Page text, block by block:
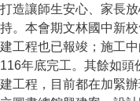
打造讓師生安心、家長
持。本會期文林國中新
建工程也已報竣；施工
116年底完工。其餘如頭
建工程，目前都在加緊